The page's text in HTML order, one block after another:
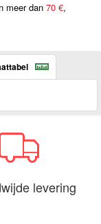
meer dan 70 €,
levering